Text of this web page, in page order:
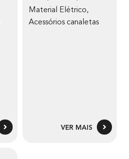
Material Elétrico,
Acessórios canaletas
VER MAIS